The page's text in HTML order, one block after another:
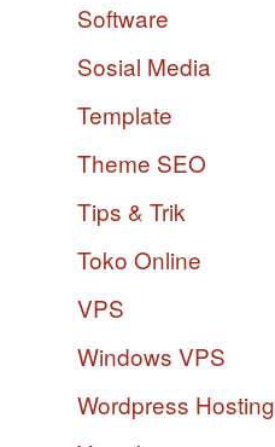
Software
Sosial Media
Template
Theme SEO
Tips & Trik
Toko Online
VPS
Windows VPS
Wordpress Hosting